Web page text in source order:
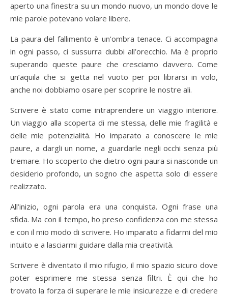
aperto una finestra su un mondo nuovo, un mondo dove le
mie parole potevano volare libere.
La paura del fallimento è un’ombra tenace. Ci accompagna
in ogni passo, ci sussurra dubbi all’orecchio. Ma è proprio
superando queste paure che cresciamo davvero. Come
un’aquila che si getta nel vuoto per poi librarsi in volo,
anche noi dobbiamo osare per scoprire le nostre ali.
Scrivere è stato come intraprendere un viaggio interiore.
Un viaggio alla scoperta di me stessa, delle mie fragilità e
delle mie potenzialità. Ho imparato a conoscere le mie
paure, a dargli un nome, a guardarle negli occhi senza più
tremare. Ho scoperto che dietro ogni paura si nasconde un
desiderio profondo, un sogno che aspetta solo di essere
realizzato.
All’inizio, ogni parola era una conquista. Ogni frase una
sfida. Ma con il tempo, ho preso confidenza con me stessa
e con il mio modo di scrivere. Ho imparato a fidarmi del mio
intuito e a lasciarmi guidare dalla mia creatività.
Scrivere è diventato il mio rifugio, il mio spazio sicuro dove
poter esprimere me stessa senza filtri. È qui che ho
trovato la forza di superare le mie insicurezze e di credere